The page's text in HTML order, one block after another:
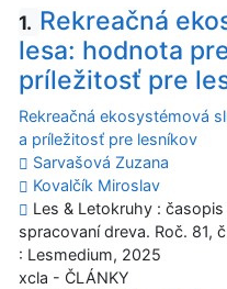
1. Rekreačná
lesa: hodnota
príležitosť pre
Rekreačná ekosystémová
a príležitosť pre lesníkov
Sarvašová Zuzana
Kovalčík Miroslav
Les & Letokruhy :
spracovaní dreva. Roč. 81,
: Lesmedium, 2025
xcla - ČLÁNKY